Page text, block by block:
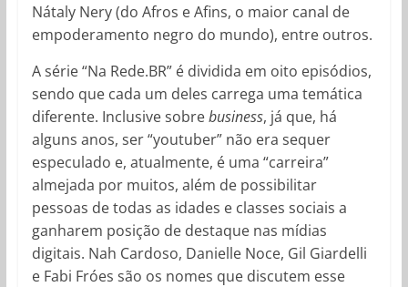
Nátaly Nery (do Afros e Afins, o maior canal de
empoderamento negro do mundo), entre outros.
A série “Na Rede.BR” é dividida em oito episódios,
sendo que cada um deles carrega uma temática
diferente. Inclusive sobrebusiness, já que, há
alguns anos, ser “youtuber” não era sequer
especulado e, atualmente, é uma “carreira”
almejada por muitos, além de possibilitar
pessoas de todas as idades e classes sociais a
ganharem posição de destaque nas mídias
digitais. Nah Cardoso, Danielle Noce, Gil Giardelli
e Fabi Fróes são os nomes que discutem esse